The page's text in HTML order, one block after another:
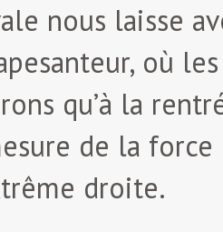
nous laisse
où
qu’à la
de la
droite.